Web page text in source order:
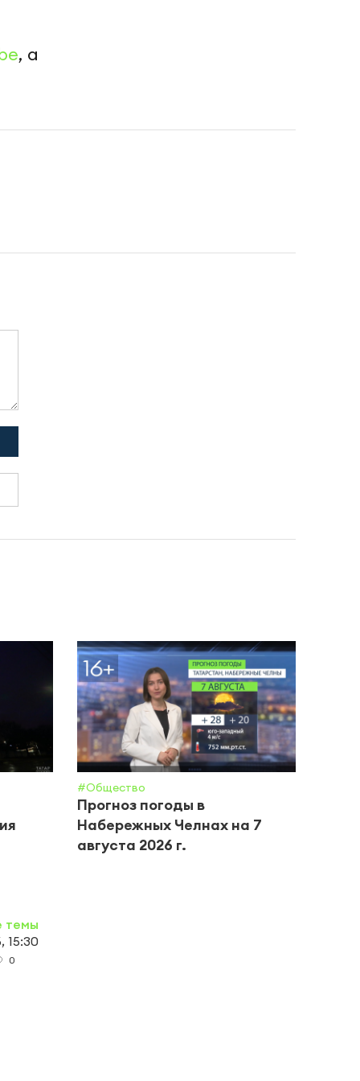
, а
#Общество
Прогноз погоды в
Набережных Челнах на 7
августа 2026 г.
темы
15:30
0